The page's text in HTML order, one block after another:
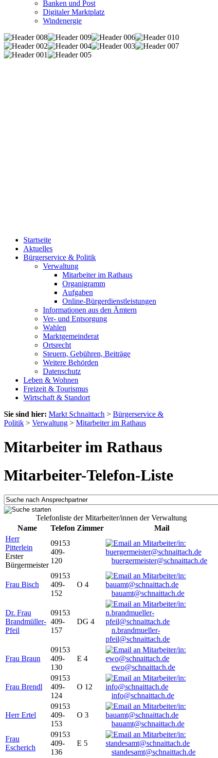
Banken und Post
Digitaler Marktplatz
Windenergie
Startseite
Aktuelles
Bürgerservice & Politik
Verwaltung
Mitarbeiter im Rathaus
Organigramm
Aufgaben
Online-Bürgerdienstleistungen
Informationen aus den Ämtern
Ver- und Entsorgung
Wahlen
Marktgemeinderat
Ortsrecht
Steuern, Gebühren, Beiträge
Weitere Behörden
Datenschutz
Leben & Wohnen
Freizeit & Tourismus
Wirtschaft & Standort
Sie sind hier: Markt Schnaittach > Bürgerservice &
Politik > Verwaltung > Mitarbeiter im Rathaus
Mitarbeiter im Rathaus
Mitarbeiter-Telefon-Liste
Telefonliste der Mitarbeiter/innen der Verwaltung
Name
Telefon Zimmer
Mail
Herr
Pitterlein
Erster
Bürgermeister
09153
409-
120
buergermeister@schnaittach.de
Frau Bisch
09153
409-
152
O 4
bauamt@schnaittach.de
Dr. Frau
Brandmüller-
Pfeil
09153
409-
157
DG 4
n.brandmueller-
pfeil@schnaittach.de
Frau Braun
09153
409-
130
E 4
ewo@schnaittach.de
Frau Brendl
09153
409-
124
O 12
info@schnaittach.de
Herr Ertel
09153
409-
153
O 3
bauamt@schnaittach.de
Frau
Escherich
09153
409-
136
E 5
standesamt@schnaittach.de